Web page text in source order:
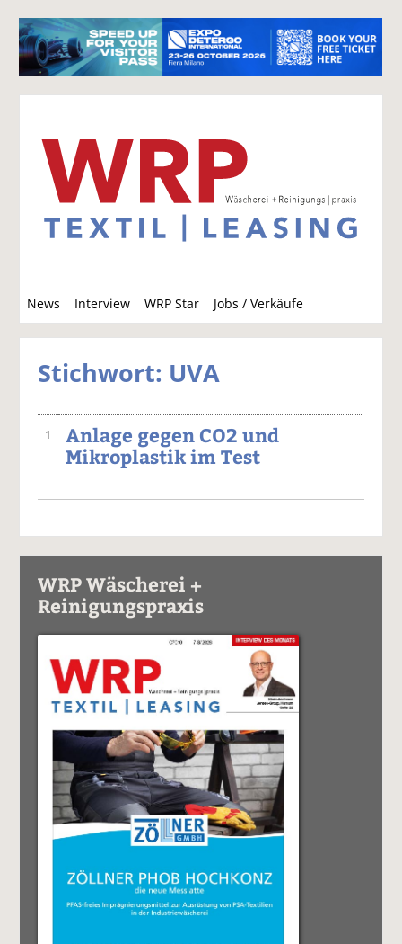
News Interview WRP Star Jobs / Verkäufe
u
c
Stichwort: UVA
1
Anlage gegen CO2 und
Mikroplastik im Test
WRP Wäscherei +
Reinigungspraxis